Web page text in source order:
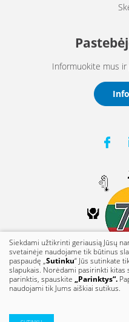
Informuokite mus
© 2021 Klaipėdos
Siekdami užtikrinti geriausią Jūsų
svetainėje naudojame tik būtinus
paspaudę „Sutinku“ Jūs sutinkate
slapukais. Norėdami pasirinkti kitas
parinktis, spauskite „Parinktys“.
naudojami tik Jums aiškiai sutikus.